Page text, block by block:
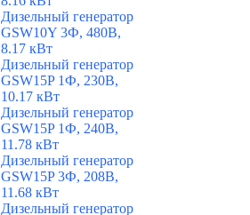
Дизельный генератор
GSW10Y 3Ф, 480В,
8.17 кВт
Дизельный генератор
GSW15P 1Ф, 230В,
10.17 кВт
Дизельный генератор
GSW15P 1Ф, 240В,
11.78 кВт
Дизельный генератор
GSW15P 3Ф, 208В,
11.68 кВт
Дизельный генератор